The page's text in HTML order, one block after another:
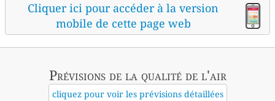
Cliquer ici pour accéder à la version
mobile de cette page web
Prévisionsde la qualité de l'air
cliquez pour voir les prévisions détaillées